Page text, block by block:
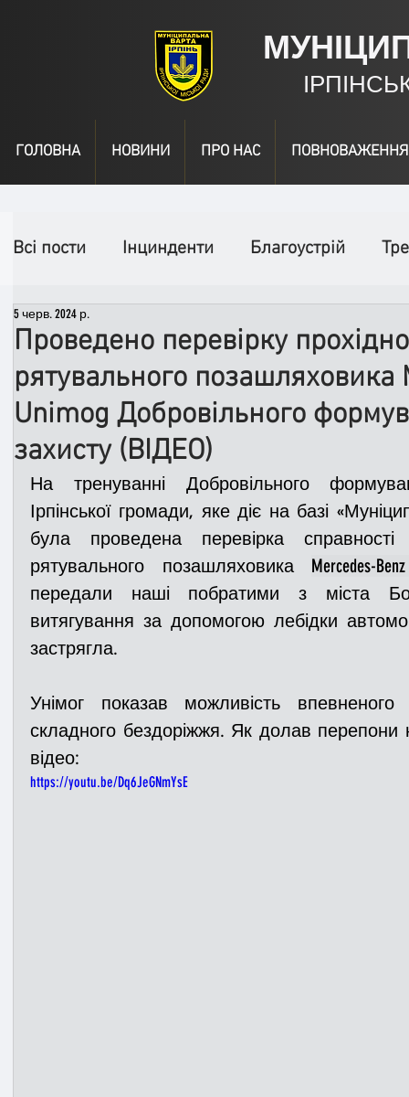
ГОЛОВНА НОВИНИ ПРО НАС ПОВНОВАЖЕННЯ
Всі пости Інцинденти Благоустрій
День народження
Спільні заходи
Медицина Новини
Адмінпротокол Свята Поліція
Війна Розмінування Добровільна
Громадське формування
Проведено перевірку
рятувального
Unimog Добровільного
захисту (ВІДЕО)
5 черв. 2024 р.
На тренуванні Добровільного
Ірпінської громади, яке діє на базі
була проведена перевірка справності
рятувального позашляховика Mercedes-
передали наші побратими з міста
витягування за допомогою лебідки
застрягла.
Унімог показав можливість
складного бездоріжжя. Як долав перепони
відео:
https://youtu.be/Dq6JeGNmYsE